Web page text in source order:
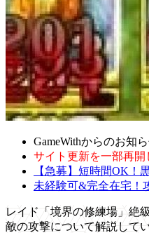
GameWithからのお知
サイト更新を一部再開
【急募】短時間OK！
未経験可&完全在宅！
レイド「境界の修練場」絶
敵の攻撃について解説してい